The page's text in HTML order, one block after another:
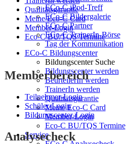
ECo-C iPod-Treff
ECo-C Bildergalerie
ECo-C Partner
ECo-C TrainerIn-Börse
Tag der Kommunikation
ECo-C Bildungscenter
Bildungscenter Suche
Bildungscenter werden
BeurteilerIn werden
TrainerIn werden
Qualitätsgarantie
Meine Eco-C Card
Member-Login
Eco-C BU/TQS Termine
Service
Qualitätsgarantie
Meine Eco-C Card
Member-Login
Eco-C BU/TQS Termine
Memberbereich
Teilnehmer-Login
Schüler-Login
Bildungscenter-Login
Analysecheck